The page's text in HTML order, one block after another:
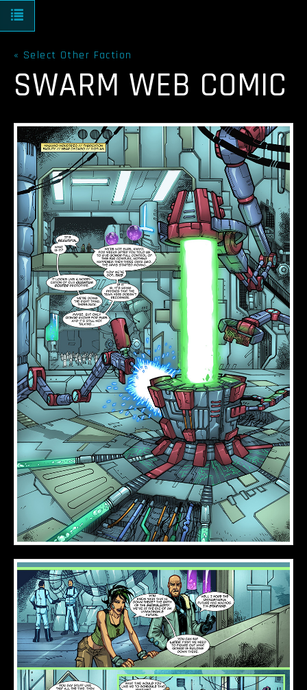
Toggle navigation
« Select Other Faction
SWARM WEB COMIC